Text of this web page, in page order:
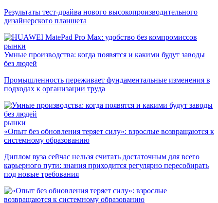
Результаты тест-драйва нового высокопроизводительного
дизайнерского планшета
рынки
Умные производства: когда появятся и какими будут заводы
без людей
Промышленность переживает фундаментальные изменения в
подходах к организации труда
рынки
«Опыт без обновления теряет силу»: взрослые возвращаются к
системному образованию
Диплом вуза сейчас нельзя считать достаточным для всего
карьерного пути: знания приходится регулярно пересобирать
под новые требования